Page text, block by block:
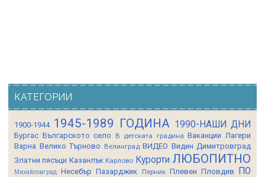
КАТЕГОРИИ
1900-1944 1945-1989 ГОДИНА 1990-НАШИ ДНИ
Бургас Българското село В детската градина Ваканции Лагери
Варна Велико Търново Велинград ВИДЕО Видин Димитровград
Златни пясъци Казанлък Карлово Курорти ЛЮБОПИТНО
Михайловград Несебър Пазарджик Перник Плевен Пловдив
ПО